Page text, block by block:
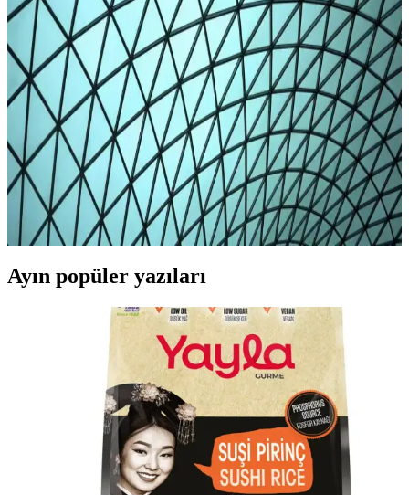
Karaman Koyun Fiyatları Güncel Durum ve Piyasa
Analizi 2025
Karaman'da koyun fiyatları cins, kilo ve sağlık durumuna göre
değişiyor. Güncel piyasa trendleri ve kurbanlık fiyatlar hakkında
detaylı bilgiler içerir.
2025 Koyun Eti ve Küçükbaş Hayvan Fiyatları
Güncel Durum ve Piyasa Analizi
2025 yılında koyun eti ve küçükbaş hayvan fiyatları bölgeye göre
değişiyor, talep ve arz, maliyetler fiyatları etkiliyor. Güncel verilerle
piyasa trendlerini keşfedin.
Ayın popüler yazıları